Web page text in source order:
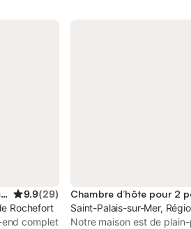
Chambre d’hôte pour 3 personnes 9.9(29)
Rochefort
complet
Saint-Palais-sur-Mer,
Notre maison est de